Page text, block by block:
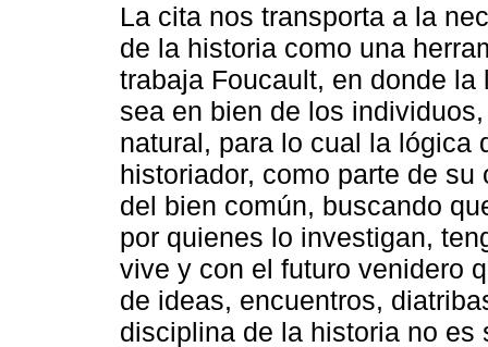
La cita nos transporta a la
de la historia como una
trabaja Foucault, en donde
sea en bien de los
natural, para lo cual la lógica
historiador, como parte de
del bien común, buscando
por quienes lo investigan,
vive y con el futuro venidero
de ideas, encuentros,
disciplina de la historia no es